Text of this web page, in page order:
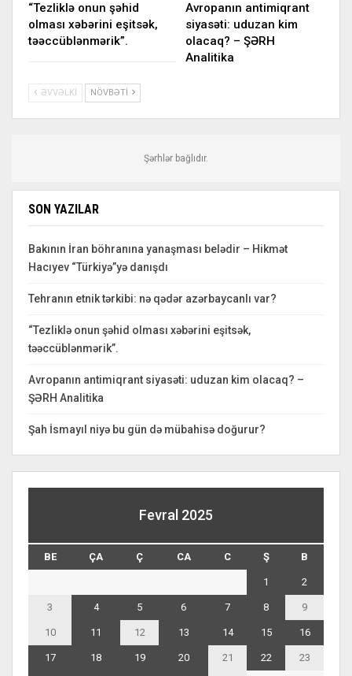
“Tezliklə onun şəhid
olması xəbərini eşitsək,
təəccüblənmərik”.
Avropanın antimiqrant
siyasəti: uduzan kim
olacaq? – ŞƏRH
Analitika
ƏVVƏLKI NÖVBƏTI
Şərhlər bağlıdır.
SON YAZILAR
Bakının İran böhranına yanaşması belədir – Hikmət
Hacıyev “Türkiyə”yə danışdı
Tehranın etnik tərkibi: nə qədər azərbaycanlı var?
“Tezliklə onun şəhid olması xəbərini eşitsək,
təəccüblənmərik”.
Avropanın antimiqrant siyasəti: uduzan kim olacaq? –
ŞƏRH Analitika
Şah İsmayıl niyə bu gün də mübahisə doğurur?
Fevral 2025
BE ÇA Ç CA C Ş B
1 2
3 4 5 6 7 8 9
10 11 12 13 14 15 16
17 18 19 20 21 22 23